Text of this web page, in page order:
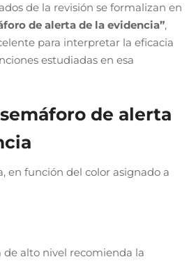
de la revisión se formalizan en
de alerta de la evidencia”,
para interpretar la eficacia
estudiadas en esa
de alerta
en función del color asignado a
de alto nivel recomienda la